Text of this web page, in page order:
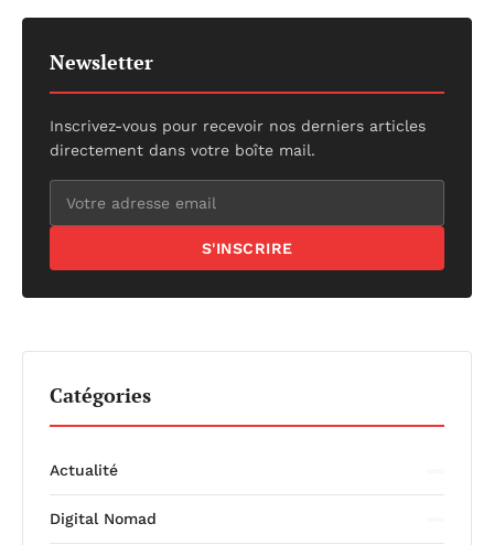
Newsletter
Inscrivez-vous pour recevoir nos derniers articles
directement dans votre boîte mail.
S'INSCRIRE
Catégories
Actualité
Digital Nomad